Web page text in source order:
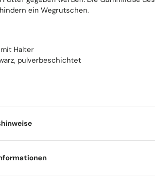
ein Wegrutschen.
Halter
pulverbeschichtet